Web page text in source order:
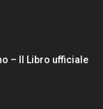
– Il Libro ufficiale